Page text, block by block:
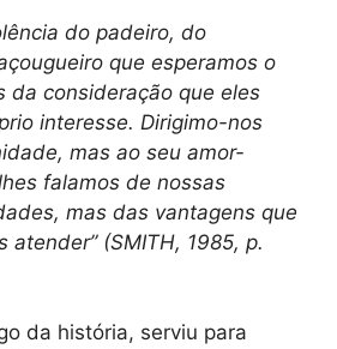
do padeiro, do
que esperamos o
da consideração que eles
interesse. Dirigimo-nos
mas ao seu amor-
falamos de nossas
mas das vantagens que
atender” (SMITH, 1985, p.
da história, serviu para